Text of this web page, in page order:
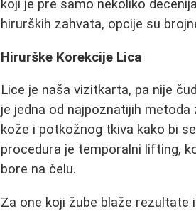
koji je pre samo nekoliko
hirurških zahvata, opcije su
Hirurške Korekcije Lica
Lice je naša vizitkarta, pa nije
je jedna od najpoznatijih
kože i potkožnog tkiva kako bi
procedura je temporalni lifting,
bore na čelu.
Za one koji žube blaže rezultate